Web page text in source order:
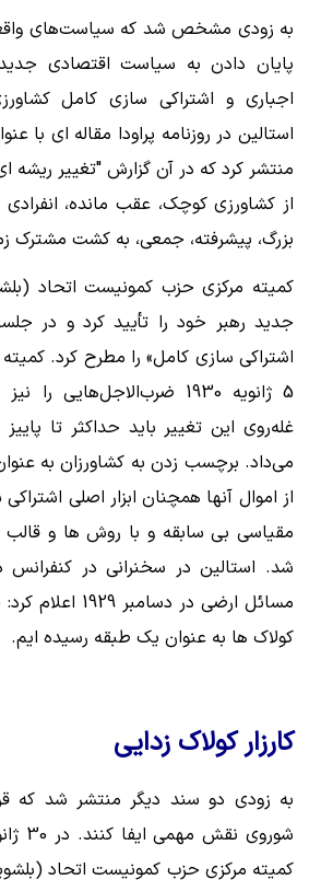
به زودی مشخص شد که سیاست‌های
استالین در روزنامه پراودا مقاله ای با
منتشر کرد که در آن گزارش "تغییر ریشه
از کشاورزی کوچک، عقب مانده،
بزرگ، پیشرفته، جمعی، به کشت مشترک
کمیته مرکزی حزب کمونیست اتحاد
جدید رهبر خود را تأیید کرد و در
اشتراکی سازی کامل» را مطرح کرد.
5 ژانویه 1930
می‌داد. برچسب زدن به کشاورزان به
از اموال آنها همچنان ابزار اصلی
مقیاسی بی سابقه و با روش ها و قالب
شد. استالین در سخنرانی در
مسائل ارضی در
کولاک ها به عنوان یک طبقه رسیده ایم.
کارزار کولاک زدایی
به زودی دو سند دیگر منتشر شد که
کمیته مرکزی حزب کمونیست اتحاد